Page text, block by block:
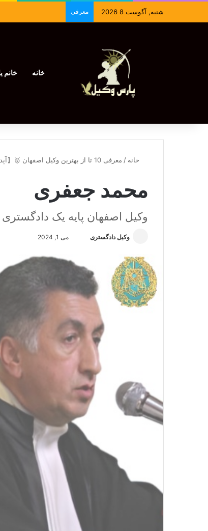
شنبه, آگوست 8 2026 معرفی
خانه خانم
خانه / معرفی 10 تا از بهترین وکیل اصفهان 🥇【آپدیت جدید】⚖️
محمد جعفری
وکیل اصفهان پایه یک دادگستری
وکیل دادگستری
ا
م
می 1, 2024